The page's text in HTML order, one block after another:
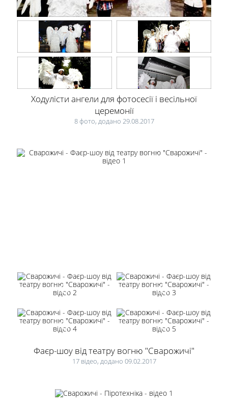
Ходулісти ангели для фотосесії і весільної
церемонії
8 фото, додано 29.08.2017
Фаєр-шоу від театру вогню "Сварожичі"
17 відео, додано 09.02.2017